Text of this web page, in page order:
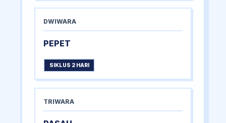
DWIWARA
PEPET
SIKLUS 2 HARI
TRIWARA